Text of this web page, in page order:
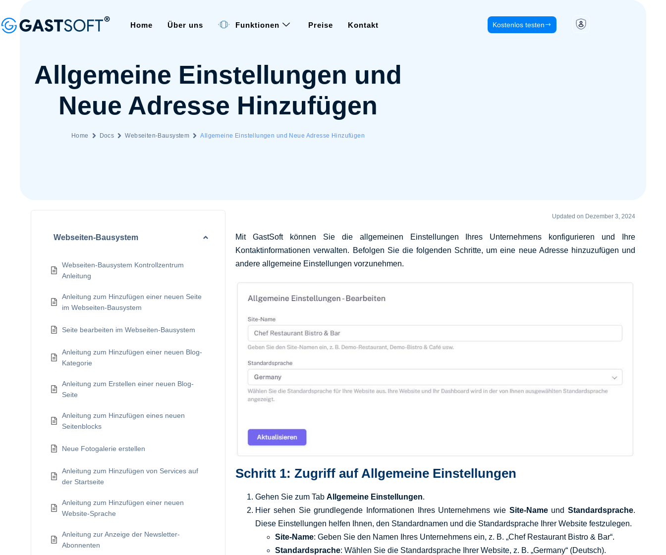
Home Über uns Funktionen Preise Kontakt Kostenlos testen
Allgemeine Einstellungen und
Neue Adresse Hinzufügen
Home Docs Webseiten-Bausystem Allgemeine Einstellungen und Neue Adresse Hinzufügen
Webseiten-Bausystem
Webseiten-Bausystem Kontrollzentrum
Anleitung
Anleitung zum Hinzufügen einer neuen Seite
im Webseiten-Bausystem
Seite bearbeiten im Webseiten-Bausystem
Anleitung zum Hinzufügen einer neuen Blog-
Kategorie
Anleitung zum Erstellen einer neuen Blog-
Seite
Anleitung zum Hinzufügen eines neuen
Seitenblocks
Neue Fotogalerie erstellen
Anleitung zum Hinzufügen von Services auf
der Startseite
Anleitung zum Hinzufügen einer neuen
Website-Sprache
Anleitung zur Anzeige der Newsletter-
Abonnenten
Updated on Dezember 3, 2024
Mit GastSoft können Sie die allgemeinen Einstellungen Ihres Unternehmens konfigurieren und Ihre
Kontaktinformationen verwalten. Befolgen Sie die folgenden Schritte, um eine neue Adresse hinzuzufügen und
andere allgemeine Einstellungen vorzunehmen.
Schritt 1: Zugriff auf Allgemeine Einstellungen
Gehen Sie zum TabAllgemeine Einstellungen.
Hier sehen Sie grundlegende Informationen Ihres Unternehmens wie Site-Nameund Standardsprache.
Diese Einstellungen helfen Ihnen, den Standardnamen und die Standardsprache Ihrer Website festzulegen.
Site-Name: Geben Sie den Namen Ihres Unternehmens ein, z. B. „Chef Restaurant Bistro & Bar“.
Standardsprache: Wählen Sie die Standardsprache Ihrer Website, z. B. „Germany“ (Deutsch).